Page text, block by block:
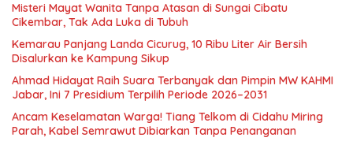
Misteri Mayat Wanita Tanpa Atasan di Sungai Cibatu
Cikembar, Tak Ada Luka di Tubuh
Kemarau Panjang Landa Cicurug, 10 Ribu Liter Air Bersih
Disalurkan ke Kampung Sikup
Ahmad Hidayat Raih Suara Terbanyak dan Pimpin MW KAHMI
Jabar, Ini 7 Presidium Terpilih Periode 2026–2031
Ancam Keselamatan Warga! Tiang Telkom di Cidahu Miring
Parah, Kabel Semrawut Dibiarkan Tanpa Penanganan